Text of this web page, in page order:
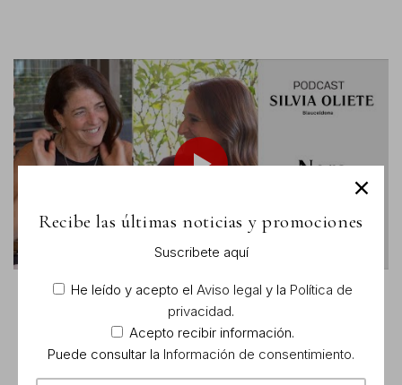
Recibe las últimas noticias y promociones
Suscribete aquí
He leído y acepto el Aviso legal y la Política de
privacidad.
Acepto recibir información.
Puede consultar la Información de consentimiento.